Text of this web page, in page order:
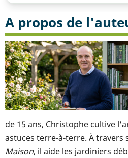
A propos de
de 15 ans, Christophe cultive
astuces terre-à-terre. À travers
Maison, il aide les jardiniers